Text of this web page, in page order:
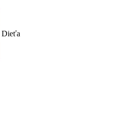
Dieťa